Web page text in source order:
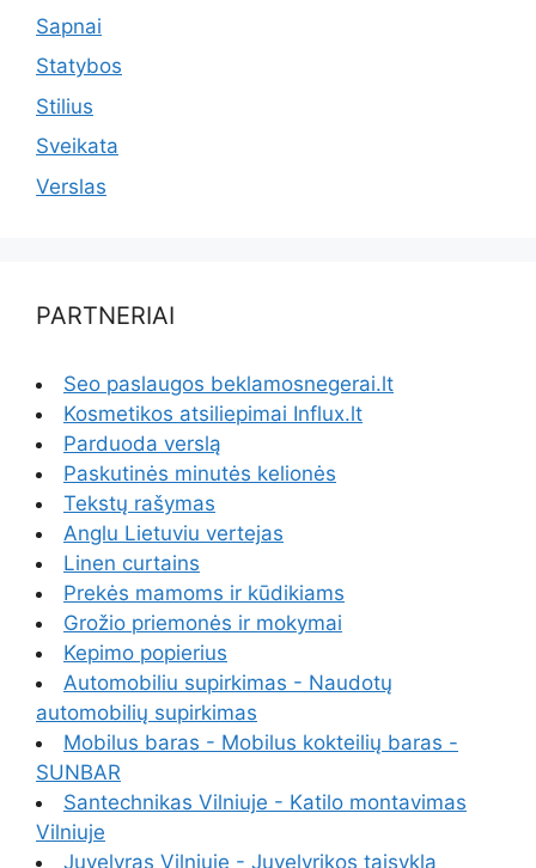
Sapnai
Statybos
Stilius
Sveikata
Verslas
PARTNERIAI
Seo paslaugos beklamosnegerai.lt
Kosmetikos atsiliepimai Influx.lt
Parduoda verslą
Paskutinės minutės kelionės
Tekstų rašymas
Anglu Lietuviu vertejas
Linen curtains
Prekės mamoms ir kūdikiams
Grožio priemonės ir mokymai
Kepimo popierius
Automobiliu supirkimas - Naudotų
automobilių supirkimas
Mobilus baras - Mobilus kokteilių baras -
SUNBAR
Santechnikas Vilniuje - Katilo montavimas
Vilniuje
Juvelyras Vilniuje - Juvelyrikos taisykla